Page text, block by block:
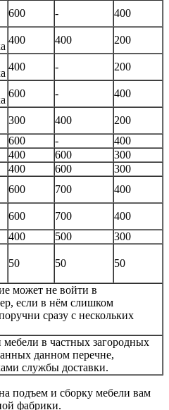
600 - 400
400 400 200
400 - 200
600 -
400
300 400
200
600 -
400
400 600
300
400 600
300
600 700
400
600 700
400
400 500
300
50 50 50
может не войти в
если в нём слишком
сразу с нескольких
в частных загородных
данном перечне,
службы доставки.
подъем и сборку мебели вам
фабрики.